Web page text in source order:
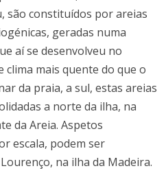
são constituídos por areias
geradas numa
aí se desenvolveu no
clima mais quente do que o
da praia, a sul, estas areias
a norte da ilha, na
da Areia. Aspetos
escala, podem ser
na ilha da Madeira.